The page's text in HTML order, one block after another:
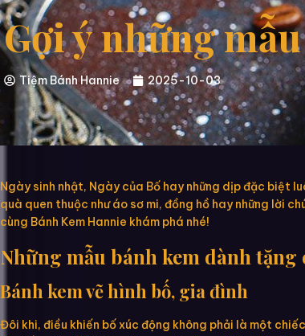
Gợi ý những
Tiệm Bánh Hannie 2025-10-03
Ngày sinh nhật, Ngày của Bố hay những dịp đặc biệt
quà quen thuộc như áo sơ mi, đồng hồ hay những lời
cùng Bánh Kem Hannie khám phá nhé!
Những mẫu bánh kem dành tặng
Bánh kem vẽ hình bố, gia đình
Đôi khi, điều khiến bố xúc động không phải là một